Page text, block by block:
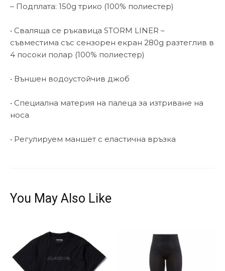
– Подплата: 150g трико (100% полиестер)
• Сваляща се ръкавица STORM LINER –
съвместима със сензорен екран 280g разтеглив в
4 посоки полар (100% полиестер)
• Външен водоустойчив джоб
• Специална материя на палеца за изтриване на
носа
• Регулируем маншет с еластична връзка
You May Also Like